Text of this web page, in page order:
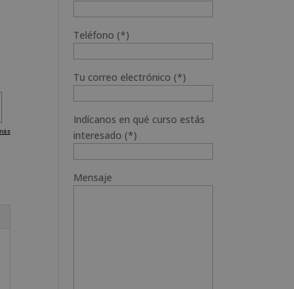
Teléfono (*)
Tu correo electrónico (*)
Indícanos en qué curso estás
interesado (*)
Mensaje